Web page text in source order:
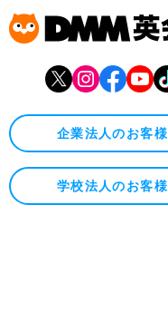
企業法人のお客様
学校法人のお客様